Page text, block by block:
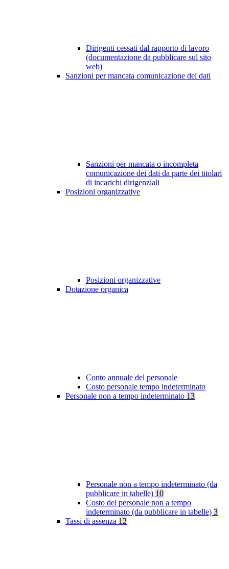
Dirigenti cessati dal rapporto di lavoro
(documentazione da pubblicare sul sito
web)
Sanzioni per mancata comunicazione dei dati
Sanzioni per mancata o incompleta
comunicazione dei dati da parte dei titolari
di incarichi dirigenziali
Posizioni organizzative
Posizioni organizzative
Dotazione organica
Conto annuale del personale
Costo personale tempo indeterminato
Personale non a tempo indeterminato 13
Personale non a tempo indeterminato (da
pubblicare in tabelle) 10
Costo del personale non a tempo
indeterminato (da pubblicare in tabelle) 3
Tassi di assenza 12